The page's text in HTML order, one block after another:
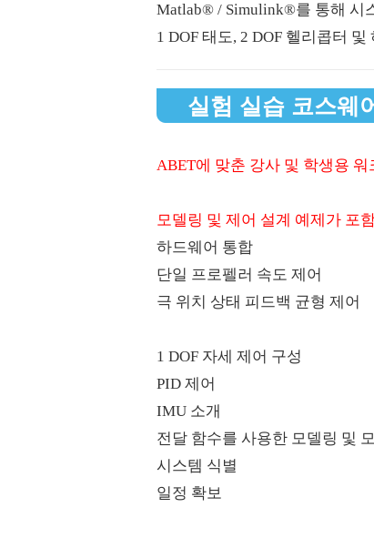
Matlab® / Simulink®를 통해 시
1 DOF 태도, 2 DOF 헬리콥터
실험 실습 코스웨
ABET에 맞춘 강사 및 학생용
모델링 및 제어 설계 예제가 포
하드웨어 통합
단일 프로펠러 속도 제어
극 위치 상태 피드백 균형 제어
​ 1 DOF 자세 제어 구성
PID 제어
IMU 소개
전달 함수를 사용한 모델링 및
시스템 식별
일정 확보